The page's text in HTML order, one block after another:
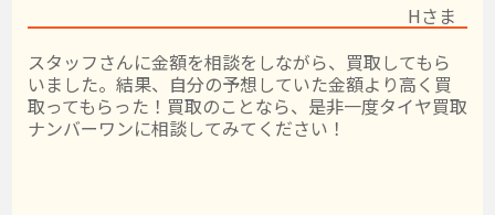
スタッフさんに金額を相談をしながら、買取してもら
いました。結果、自分の予想していた金額より高く買
取ってもらった！買取のことなら、是非一度タイヤ買取
ナンバーワンに相談してみてください！
Hさま